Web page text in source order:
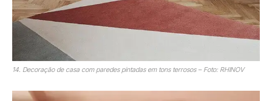
14. Decoração de casa com paredes pintadas em tons terrosos – Foto: RHINOV